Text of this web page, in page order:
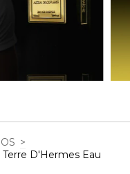
>
Terre D'Hermes Eau